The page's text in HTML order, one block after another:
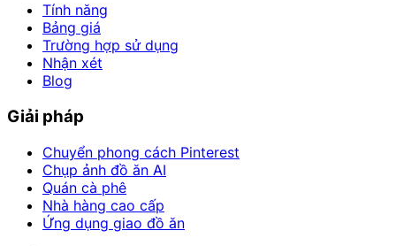
Tính năng
Bảng giá
Trường hợp sử dụng
Nhận xét
Blog
Giải pháp
Chuyển phong cách Pinterest
Chụp ảnh đồ ăn AI
Quán cà phê
Nhà hàng cao cấp
Ứng dụng giao đồ ăn